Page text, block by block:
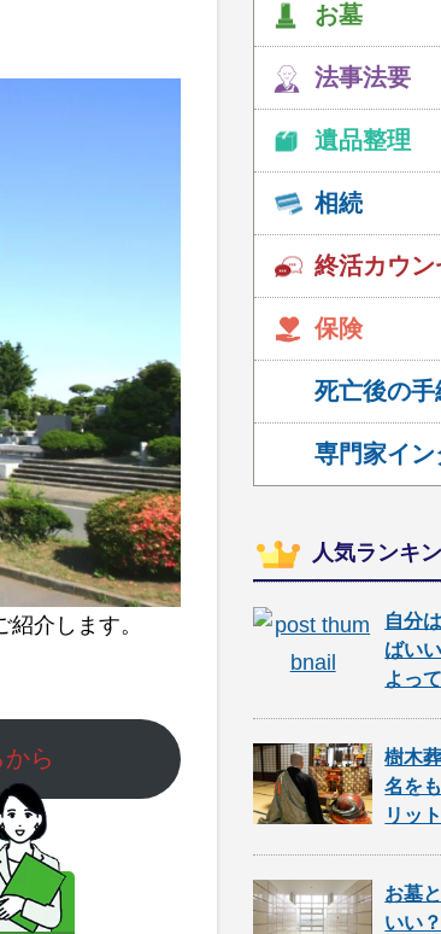
紹介します。
ら
お墓
法事法要
遺品整理
相続
終活カウン
保険
死亡後の手
専門家イン
人気ランキ
自分
ばい
よっ
樹木
名を
リッ
お墓
いい